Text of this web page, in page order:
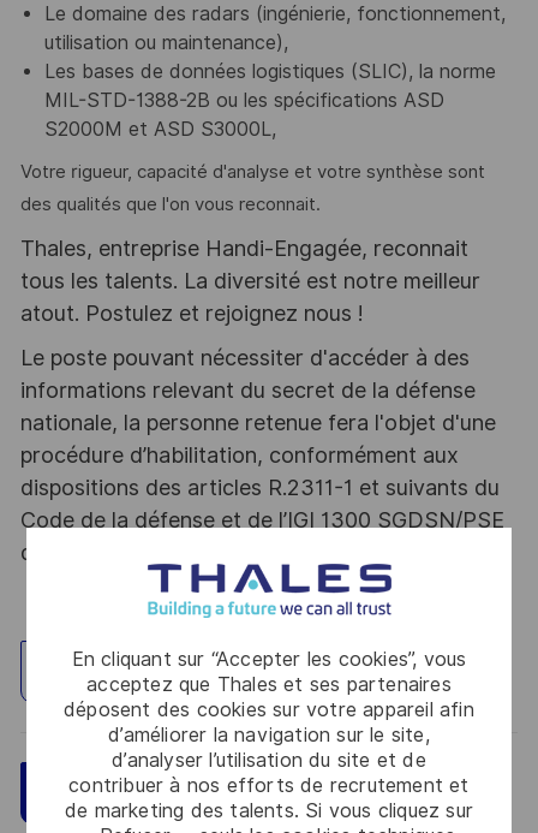
En cliquant sur “Accepter les cookies”, vous
acceptez que Thales et ses partenaires
déposent des cookies sur votre appareil afin
d’améliorer la navigation sur le site,
d’analyser l’utilisation du site et de
contribuer à nos efforts de recrutement et
de marketing des talents. Si vous cliquez sur
Le domaine des radars (ingénierie, fonctionnement,
utilisation ou maintenance),
Les bases de données logistiques (SLIC), la norme
MIL-STD-1388-2B ou les spécifications ASD
S2000M et ASD S3000L,
Votre rigueur, capacité d'analyse et votre synthèse sont
des qualités que l'on vous reconnait.
Thales, entreprise Handi-Engagée, reconnait
tous les talents. La diversité est notre meilleur
atout. Postulez et rejoignez nous !
Le poste pouvant nécessiter d'accéder à des
informations relevant du secret de la défense
nationale, la personne retenue fera l'objet d'une
procédure d’habilitation, conformément aux
dispositions des articles R.2311-1 et suivants du
Code de la défense et de l’IGI 1300 SGDSN/PSE
du 09 août 2021.
Explorez un site
Postulez maintenant Sauvegarder